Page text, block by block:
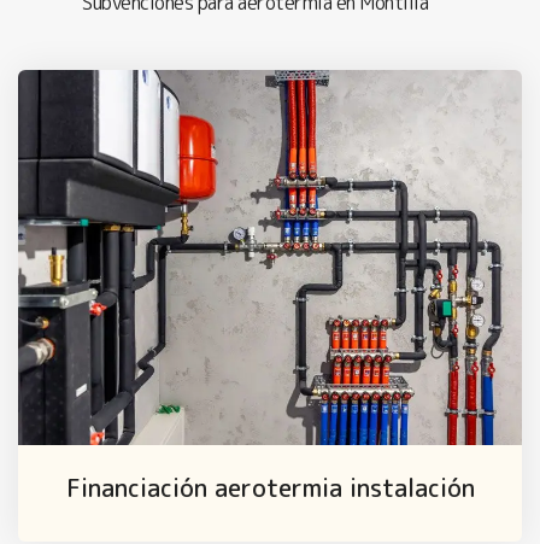
Financiación aerotermia instalación